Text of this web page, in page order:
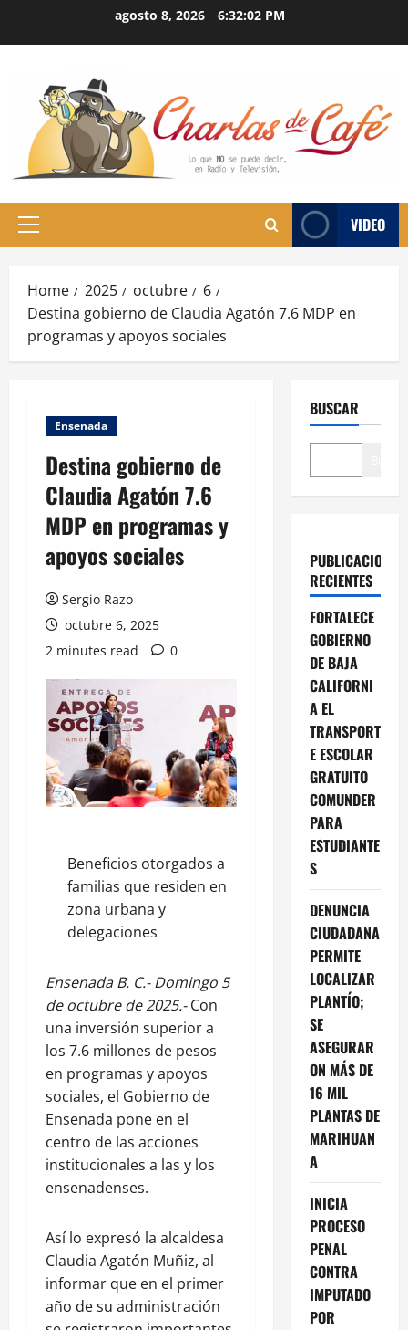
agosto 8, 2026 6:32:03 PM
Primary
VIDEO
Home 2025 octubre
6
Destina gobierno de Claudia Agatón 7.6 MDP en
programas y apoyos sociales
Ensenada
Destina gobierno de
Claudia Agatón 7.6
MDP en programas y
apoyos sociales
Sergio Razo
octubre 6, 2025
2 minutes read
0
Beneficios otorgados a
familias que residen en
zona urbana y
delegaciones
Ensenada B. C.- Domingo 5
de octubre de 2025.-Con
una inversión superior a
los 7.6 millones de pesos
en programas y apoyos
sociales, el Gobierno de
Ensenada pone en el
centro de las acciones
institucionales a las y los
ensenadenses.
Así lo expresó la alcaldesa
Claudia Agatón Muñiz, al
informar que en el primer
año de su administración
BUSCAR
PUBLICACIONES
RECIENTES
FORTALECE
GOBIERNO
DE BAJA
CALIFORNI
A EL
TRANSPORT
E ESCOLAR
GRATUITO
COMUNDER
PARA
ESTUDIANTE
S
DENUNCIA
CIUDADANA
PERMITE
LOCALIZAR
PLANTÍO;
SE
ASEGURAR
ON MÁS DE
16 MIL
PLANTAS DE
MARIHUAN
A
INICIA
PROCESO
PENAL
CONTRA
IMPUTADO
POR